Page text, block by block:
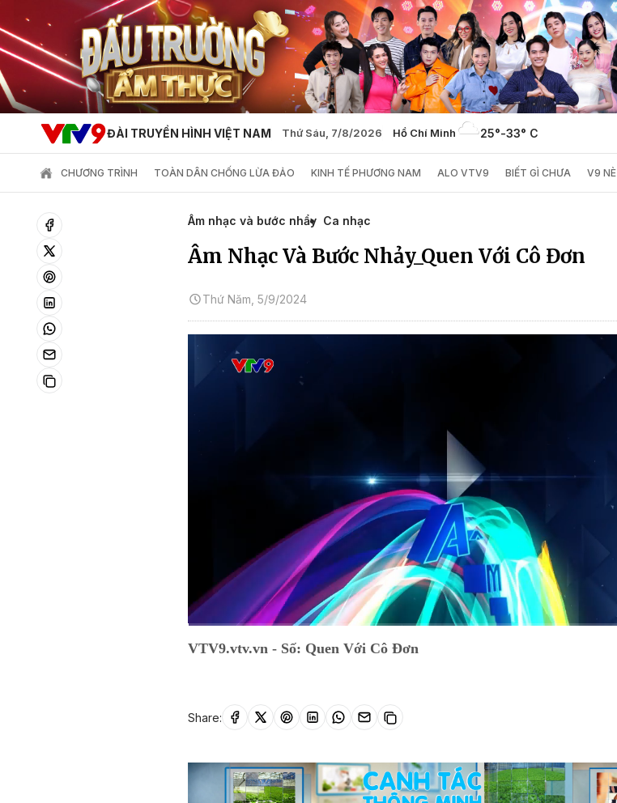
ĐÀI TRUYỀN HÌNH VIỆT NAM Thứ Sáu, 7/8/2026 Hồ Chí Minh 25°-33° C
CHƯƠNG TRÌNH TOÀN DÂN CHỐNG LỪA ĐẢO KINH TẾ PHƯƠNG NAM ALO VTV9 BIẾT GÌ CHƯA V9 NÈ
Âm nhạc và bước nhẩy Ca nhạc
Âm Nhạc Và Bước Nhảy_Quen Với Cô Đơn
Thứ Năm, 5/9/2024
VTV9.vtv.vn - Số: Quen Với Cô Đơn
Share: